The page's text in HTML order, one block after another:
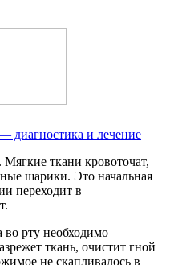
диагностика и лечение
ткани кровоточат,
шарики. Это начальная
переходит в
рту необходимо
ткань, очистит гной
не скапливалось в